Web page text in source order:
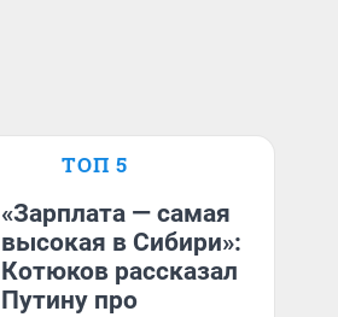
ТОП 5
«Зарплата — самая
высокая в Сибири»:
Котюков рассказал
Путину про